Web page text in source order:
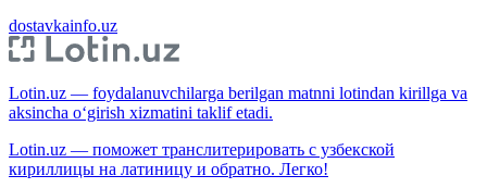
dostavkainfo.uz
Lotin.uz — foydalanuvchilarga berilgan matnni lotindan kirillga va
aksincha o‘girish xizmatini taklif etadi.
Lotin.uz — поможет транслитерировать с узбекской
кириллицы на латиницу и обратно. Легко!